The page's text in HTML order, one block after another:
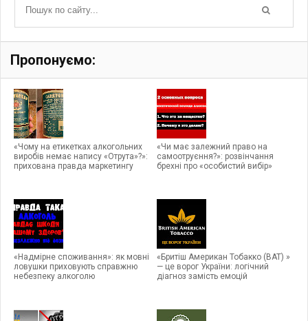
Пропонуємо:
«Чому на етикетках алкогольних
виробів немає напису «Отрута»?»:
прихована правда маркетингу
«Чи має залежний право на
самоотруєння?»: розвінчання
брехні про «особистий вибір»
«Надмірне споживання»: як мовні
ловушки приховують справжню
небезпеку алкоголю
«Бритіш Американ Тобакко (ВАТ) »
— це ворог України: логічний
діагноз замість емоцій